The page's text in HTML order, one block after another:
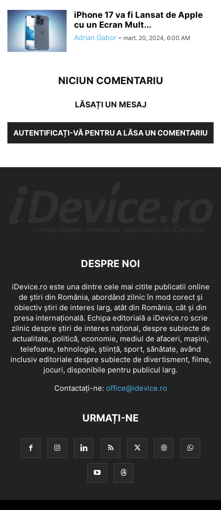
iPhone 17 va fi Lansat de Apple
cu un Ecran Mult...
Adrian Gabor - mart. 20, 2024, 6:00 AM
NICIUN COMENTARIU
LĂSAȚI UN MESAJ
AUTENTIFICAȚI-VĂ PENTRU A LĂSA UN COMENTARIU
DESPRE NOI
iDevice.ro este una dintre cele mai citite publicatii online
de știri din România, abordând zilnic în mod corect și
obiectiv știri de interes larg, atât din România, cât și din
presa internațională. Echipa editorială a iDevice.ro scrie
zilnic despre știri de interes național, despre subiecte de
actualitate, politică, economie, mediul de afaceri, mașini,
telefoane, tehnologie, știință, sport, sănătate, având
inclusiv editoriale despre subiecte de divertisment, filme,
jocuri, disponibile pentru publicul larg.
Contactați-ne: office@idevice.ro
URMAȚI-NE